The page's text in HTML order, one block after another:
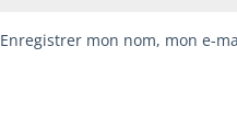
Enregistrer mon nom, mon e-